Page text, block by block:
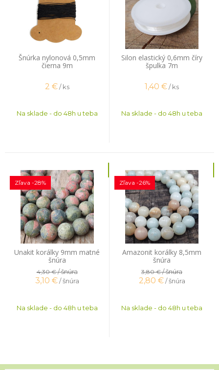
Šnúrka nylonová 0,5mm
čierna 9m
2 € / ks
Na sklade - do 48h u teba
Silon elastický 0,6mm číry
špulka 7m
1,40 €/ ks
Na sklade - do 48h u teba
Unakit korálky 9mm matné
šnúra
Zľava -28%
4,30 €/ šnúra
3,10 € / šnúra
Na sklade - do 48h u teba
Amazonit korálky 8,5mm
šnúra
Zľava -26%
3,80 €/ šnúra
2,80 € / šnúra
Na sklade - do 48h u teba